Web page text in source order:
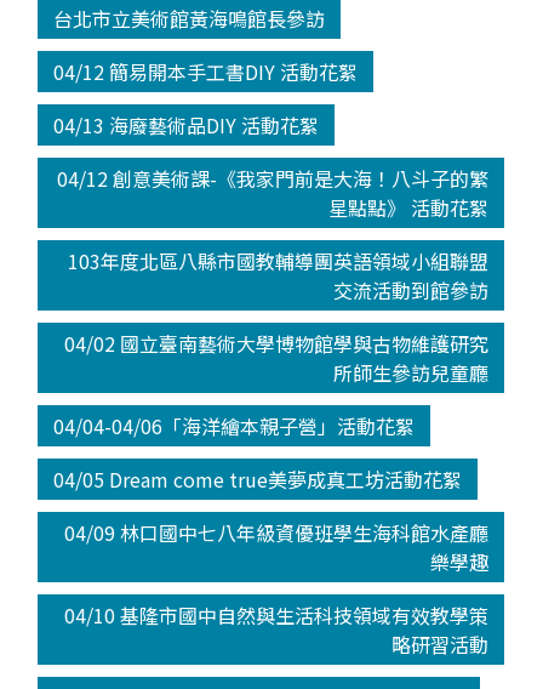
台北市立美術館黃海鳴館長參訪
04/12 簡易開本手工書DIY 活動花絮
04/13 海廢藝術品DIY 活動花絮
04/12 創意美術課-《我家門前是大海！八斗子的繁
星點點》 活動花絮
103年度北區八縣市國教輔導團英語領域小組聯盟
交流活動到館參訪
04/02 國立臺南藝術大學博物館學與古物維護研究
所師生參訪兒童廳
04/04-04/06「海洋繪本親子營」活動花絮
04/05 Dream come true美夢成真工坊活動花絮
04/09 林口國中七八年級資優班學生海科館水產廳
樂學趣
04/10 基隆市國中自然與生活科技領域有效教學策
略研習活動